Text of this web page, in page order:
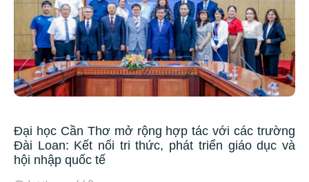
Đại học Cần Thơ mở rộng hợp tác với các trường
Đài Loan: Kết nối tri thức, phát triển giáo dục và
hội nhập quốc tế